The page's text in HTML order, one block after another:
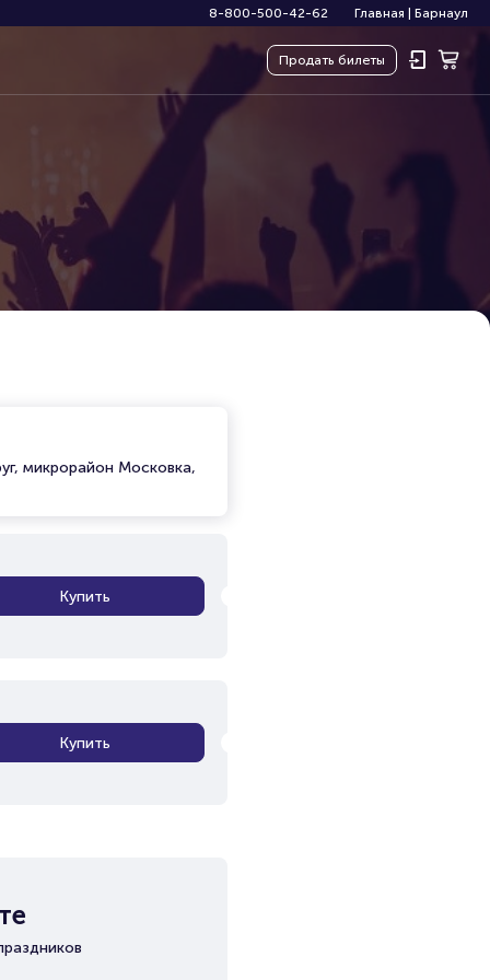
8-800-500-42-62 Главная Барнаул
Продать билеты
микрорайон Московка,
Купить
Купить